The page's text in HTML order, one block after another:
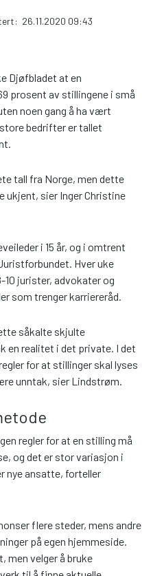
26.11.2020 09:43
Djøfbladet at en
prosent av stillingene i små
noen gang å ha vært
bedrifter er tallet
tall fra Norge, men dette
ukjent, sier Inger Christine
i 15 år, og i omtrent
Hver uke
10 jurister, advokater og
som trenger karriereråd.
såkalte skjulte
en realitet i det private. I det
for at stillinger skal lyses
unntak, sier Lindstrøm.
regler for at en stilling må
og det er stor variasjon i
nye ansatte, forteller
flere steder, mens andre
på egen hjemmeside.
men velger å bruke